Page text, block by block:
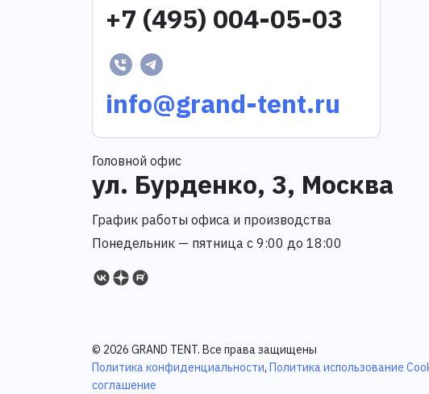
+7 (495) 004-05-03
info@grand-tent.ru
Головной офис
ул. Бурденко, 3, Москва
График работы офиса и производства
Понедельник — пятница с 9:00 до 18:00
© 2026 GRAND TENT. Все права защищены
Политика конфиденциальности, Политика использование
соглашение